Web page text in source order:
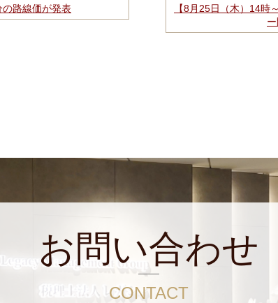
路線価が発表
【8月25日（木）14時
お問い合わせ
CONTACT